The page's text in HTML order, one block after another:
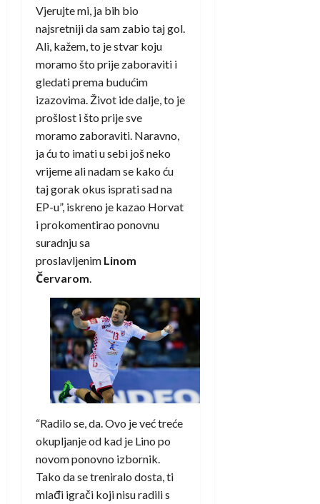
Vjerujte mi, ja bih bio
najsretniji da sam zabio taj gol.
Ali, kažem, to je stvar koju
moramo što prije zaboraviti i
gledati prema budućim
izazovima. Život ide dalje, to je
prošlost i što prije sve
moramo zaboraviti. Naravno,
ja ću to imati u sebi još neko
vrijeme ali nadam se kako ću
taj gorak okus isprati sad na
EP-u”, iskreno je kazao Horvat
i prokomentirao ponovnu
suradnju sa
proslavljenim Linom
Červarom
“Radilo se, da. Ovo je već treće
okupljanje od kad je Lino po
novom ponovno izbornik.
Tako da se treniralo dosta, ti
mlađi igrači koji nisu radili s